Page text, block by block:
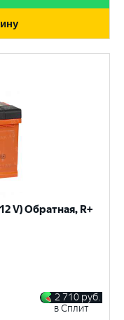
V) Обратная, R+
2 710 руб.
в Сплит